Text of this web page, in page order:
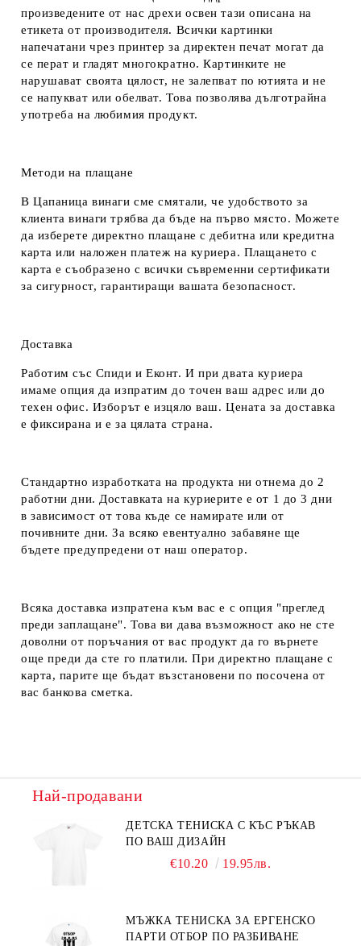
произведените от нас дрехи освен тази описана на
етикета от производителя. Всички картинки
напечатани чрез принтер за директен печат могат да
се перат и гладят многократно. Картинките не
нарушават своята цялост, не залепват по ютията и не
се напукват или обелват. Това позволява дълготрайна
употреба на любимия продукт.
Методи на плащане
В Цапаница винаги сме смятали, че удобството за
клиента винаги трябва да бъде на първо място. Можете
да изберете директно плащане с дебитна или кредитна
карта или наложен платеж на куриера. Плащането с
карта е съобразено с всички съвременни сертификати
за сигурност, гарантиращи вашата безопасност.
Доставка
Работим със Спиди и Еконт. И при двата куриера
имаме опция да изпратим до точен ваш адрес или до
техен офис. Изборът е изцяло ваш. Цената за доставка
е фиксирана и е за цялата страна.
Стандартно изработката на продукта ни отнема до 2
работни дни. Доставката на куриерите е от 1 до 3 дни
в зависимост от това къде се намирате или от
почивните дни. За всяко евентуално забавяне ще
бъдете предупредени от наш оператор.
Всяка доставка изпратена към вас е с опция "преглед
преди заплащане". Това ви дава възможност ако не сте
доволни от поръчания от вас продукт да го върнете
още преди да сте го платили. При директно плащане с
карта, парите ще бъдат възстановени по посочена от
вас банкова сметка.
Най-продавани
ДЕТСКА ТЕНИСКА С КЪС РЪКАВ
ПО ВАШ ДИЗАЙН
€10.20 19.95лв.
МЪЖКА ТЕНИСКА ЗА ЕРГЕНСКО
ПАРТИ ОТБОР ПО РАЗБИВАНЕ